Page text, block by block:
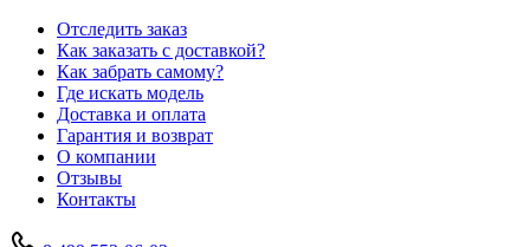
Отследить заказ
Как заказать с доставкой?
Как забрать самому?
Где искать модель
Доставка и оплата
Гарантия и возврат
О компании
Отзывы
Контакты